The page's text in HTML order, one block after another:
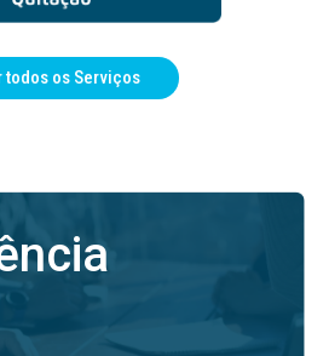
todos os Serviços